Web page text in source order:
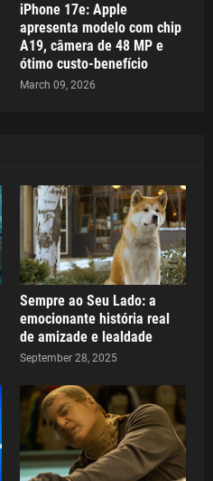
iPhone 17e: Apple
apresenta modelo com chip
A19, câmera de 48 MP e
ótimo custo-benefício
March 09, 2026
Sempre ao Seu Lado: a
emocionante história real
de amizade e lealdade
September 28, 2025